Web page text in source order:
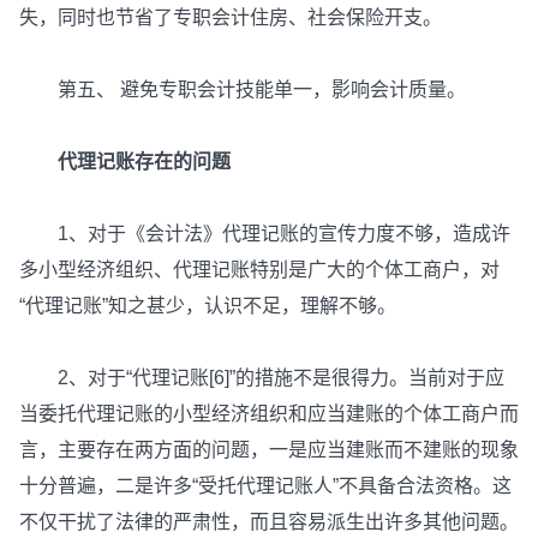
失，同时也节省了专职会计住房、社会保险开支。
第五、 避免专职会计技能单一，影响会计质量。
代理记账存在的问题
1、对于《会计法》代理记账的宣传力度不够，造成许
多小型经济组织、代理记账特别是广大的个体工商户，对
“代理记账”知之甚少，认识不足，理解不够。
2、对于“代理记账[6]”的措施不是很得力。当前对于应
当委托代理记账的小型经济组织和应当建账的个体工商户而
言，主要存在两方面的问题，一是应当建账而不建账的现象
十分普遍，二是许多“受托代理记账人”不具备合法资格。这
不仅干扰了法律的严肃性，而且容易派生出许多其他问题。